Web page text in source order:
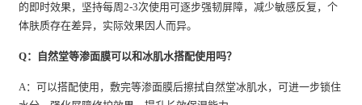
的即时效果，坚持每周2-3次使用可逐步强韧屏障，减少敏感反复，个
体肤质存在差异，实际效果因人而异。
Q：自然堂等渗面膜可以和冰肌水搭配使用吗？
A：可以搭配使用，敷完等渗面膜后擦拭自然堂冰肌水，可进一步锁住